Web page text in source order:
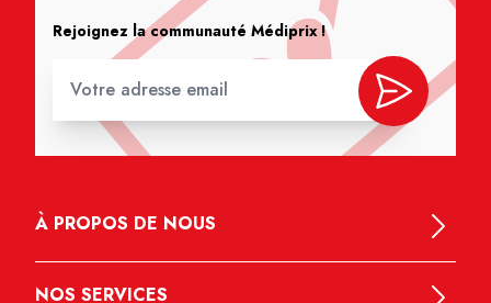
Rejoignez la communauté Médiprix !
À PROPOS DE NOUS
NOS SERVICES